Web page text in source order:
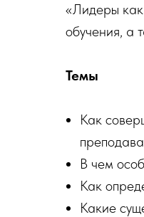
«Лидеры как
обучения, а
Темы
Как
В чем
Как
Какие